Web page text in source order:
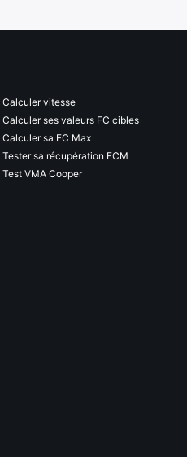
Calculer vitesse
Calculer ses valeurs FC cibles
Calculer sa FC Max
Tester sa récupération FCM
Test VMA Cooper